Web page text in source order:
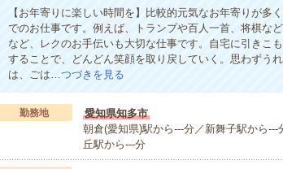
【お年寄りに楽しい時間を】比較的元気なお年寄りが多
でのお仕事です。例えば、トランプや百人一首、将棋な
など、レクのお手伝いも大切な仕事です。自宅に引きこ
することで、どんどん笑顔を取り戻していく。思わずう
は、ごは…つづきを見る
勤務地
愛知県知多市
朝倉(愛知県)駅から---分／新舞子駅から
丘駅から---分